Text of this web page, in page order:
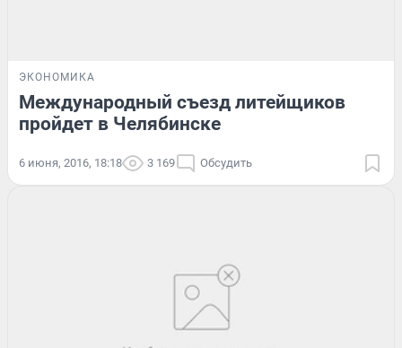
ЭКОНОМИКА
Международный съезд литейщиков
пройдет в Челябинске
6 июня, 2016, 18:18 3 169 Обсудить